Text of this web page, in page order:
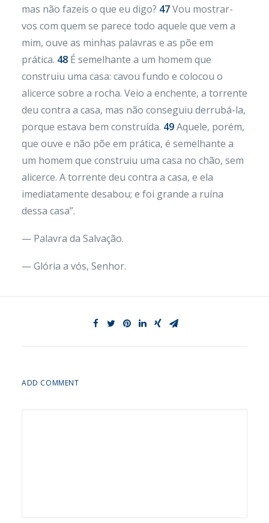
mas não fazeis o que eu digo? 47Vou mostrar-
vos com quem se parece todo aquele que vem a
mim, ouve as minhas palavras e as põe em
prática. 48 É semelhante a um homem que
construiu uma casa: cavou fundo e colocou o
alicerce sobre a rocha. Veio a enchente, a torrente
deu contra a casa, mas não conseguiu derrubá-la,
porque estava bem construída. 49Aquele, porém,
que ouve e não põe em prática, é semelhante a
um homem que construiu uma casa no chão, sem
alicerce. A torrente deu contra a casa, e ela
imediatamente desabou; e foi grande a ruína
dessa casa”.
— Palavra da Salvação.
— Glória a vós, Senhor.
ADD COMMENT